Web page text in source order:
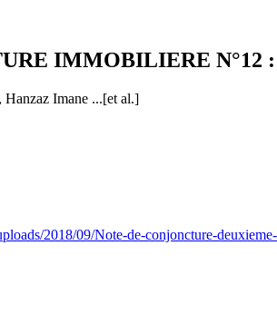
IMMOBILIERE N°12
Imane ...[et al.]
2018/09/Note-de-conjoncture-